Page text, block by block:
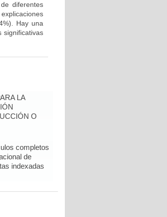
diferentes
Hay una
significativas
LA
O
completos
de
indexadas